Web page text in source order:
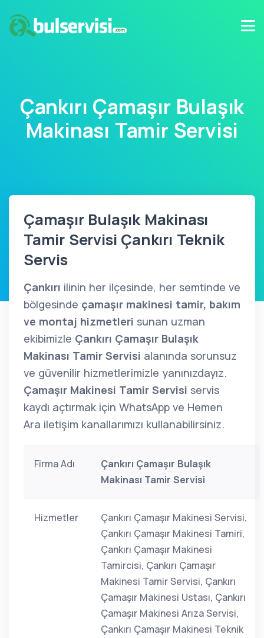
Çankırı Çamaşır Bulaşık
Makinası Tamir Servisi
Çamaşır Bulaşık Makinası
Tamir Servisi Çankırı Teknik
Servis
Çankırı ilinin her ilçesinde, her semtinde ve
bölgesinde çamaşır makinesi tamir, bakım
ve montaj hizmetleri sunan uzman
ekibimizle Çankırı Çamaşır Bulaşık
Makinası Tamir Servisi alanında sorunsuz
ve güvenilir hizmetlerimizle yanınızdayız.
Çamaşır Makinesi Tamir Servisi servis
kaydı açtırmak için WhatsApp ve Hemen
Ara iletişim kanallarımızı kullanabilirsiniz.
Firma Adı
Çankırı Çamaşır Bulaşık
Makinası Tamir Servisi
Hizmetler
Çankırı Çamaşır Makinesi Servisi,
Çankırı Çamaşır Makinesi Tamiri,
Çankırı Çamaşır Makinesi
Tamircisi, Çankırı Çamaşır
Makinesi Tamir Servisi, Çankırı
Çamaşır Makinesi Ustası, Çankırı
Çamaşır Makinesi Arıza Servisi,
Çankırı Çamaşır Makinesi Teknik